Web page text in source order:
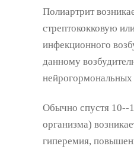
Полиартрит
стрептококковую
инфекционного
данному
нейрогормональных
Обычно спустя 10--
организма)
гиперемия,